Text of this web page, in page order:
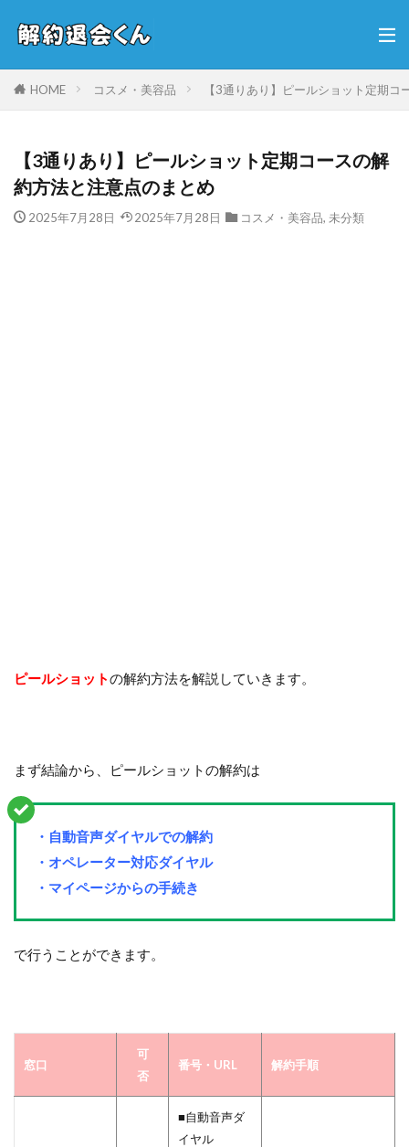
HOME コスメ・美容品 【3通りあり】ピールショット定期
【3通りあり】ピールショット定期コースの解
約方法と注意点のまとめ
2025年7月28日 2025年7月28日 コスメ・美容品, 未分類
ピールショットの解約方法を解説していきます。
まず結論から、ピールショットの解約は
・自動音声ダイヤルでの解約
・オペレーター対応ダイヤル
・マイページからの手続き
で行うことができます。
窓口
可
否
番号・URL 解約手順
■自動音声ダ
イヤル